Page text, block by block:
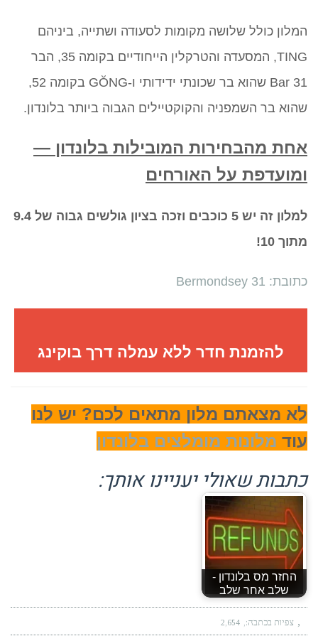
המלון כולל שלושה מקומות לסעודה ושתייה, ביניהם
TING, המסעדה והטרקלין הייחודיים בקומה 35, הבר
Bar 31 שהוא בר שכונתי ידידותי ו-GŎNG בקומה 52,
שהוא בר השמפניה והקוקטיילים הגבוה ביותר בלונדון.
אחת מהבחירות המובילות בלונדון —
ומועדפת על האורחים
למלון זה יש 5 כוכבים וזכה בציון גולשים גבוה של 9.4
מתוך 10!
כתובת: 31 Bermondsey
להזמנת חדר ללא עמלה דרך בוקינג
לא מצאתם מלון מתאים לכם? יש לנו
עוד מלונות מומלצים בלונדון
כתבות שאולי יעניינו אותך:
החזר מס בלונדון -
שלב אחר שלב
צפיות בכתבה: 2,654